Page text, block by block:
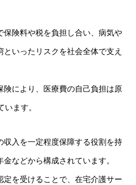
保険料や税を負担し合い、病気や
いったリスクを社会全体で支え
険により、医療費の自己負担は原
います。
収入を一定程度保障する役割を持
などから構成されています。
定を受けることで、在宅介護サー